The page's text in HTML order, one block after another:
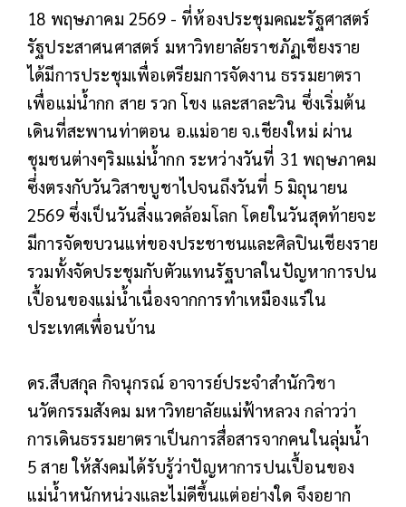
18 พฤษภาคม 2569 - ที่ห้องประชุมคณะรัฐศาสตร์
รัฐประสาศนศาสตร์ มหาวิทยาลัยราชภัฏเชียงราย
ได้มีการประชุมเพื่อเตรียมการจัดงาน ธรรมยาตรา
เพื่อแม่น้ำกก สาย รวก โขง และสาละวิน ซึ่งเริ่มต้น
เดินที่สะพานท่าตอน อ.แม่อาย จ.เชียงใหม่ ผ่าน
ชุมชนต่างๆริมแม่น้ำกก ระหว่างวันที่ 31 พฤษภาคม
ซึ่งตรงกับวันวิสาขบูชาไปจนถึงวันที่ 5 มิถุนายน
2569 ซึ่งเป็นวันสิ่งแวดล้อมโลก โดยในวันสุดท้ายจะ
มีการจัดขบวนแห่ของประชาชนและศิลปินเชียงราย
รวมทั้งจัดประชุมกับตัวแทนรัฐบาลในปัญหาการปน
เปื้อนของแม่น้ำเนื่องจากการทำเหมืองแร่ใน
ประเทศเพื่อนบ้าน
ดร.สืบสกุล กิจนุกรณ์ อาจารย์ประจำสำนักวิชา
นวัตกรรมสังคม มหาวิทยาลัยแม่ฟ้าหลวง กล่าวว่า
การเดินธรรมยาตราเป็นการสื่อสารจากคนในลุ่มน้ำ
5 สาย ให้สังคมได้รับรู้ว่าปัญหาการปนเปื้อนของ
แม่น้ำหนักหน่วงและไม่ดีขึ้นแต่อย่างใด จึงอยาก